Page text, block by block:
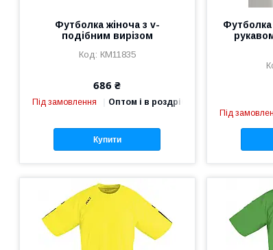
Футболка жіноча з v-
подібним вирізом
КМ11835
686 ₴
Під замовлення Оптом і в роздріб
Купити
Футболка
Під